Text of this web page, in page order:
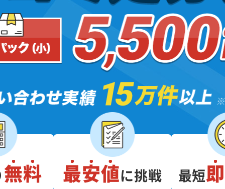
無料 最安値に挑戦 最短